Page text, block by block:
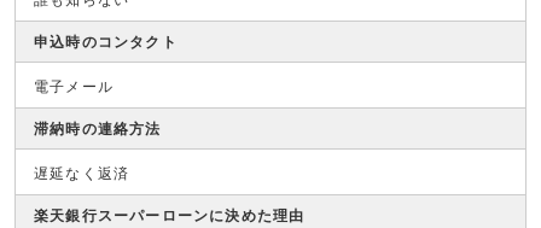
申込時のコンタクト
電子メール
滞納時の連絡方法
遅延なく返済
楽天銀行スーパーローンに決めた理由